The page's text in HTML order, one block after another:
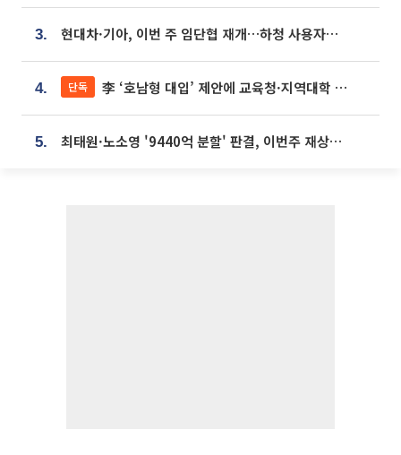
3. 현대차·기아, 이번 주 임단협 재개…하청 사용자성 재심도 ‘변수’
4. 단독 李 ‘호남형 대입’ 제안에 교육청·지역대학 서·논술형 입시 연계 '착수'
5. 최태원·노소영 '9440억 분할' 판결, 이번주 재상고 여부 주목